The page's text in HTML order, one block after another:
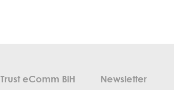
Trust eComm BiH Newsletter